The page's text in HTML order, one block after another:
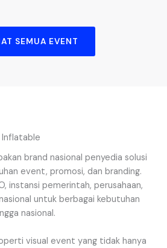
SEMUA EVENT
Inflatable
brand nasional penyedia solusi
event, promosi, dan branding.
instansi pemerintah, perusahaan,
untuk berbagai kebutuhan
nasional.
visual event yang tidak hanya